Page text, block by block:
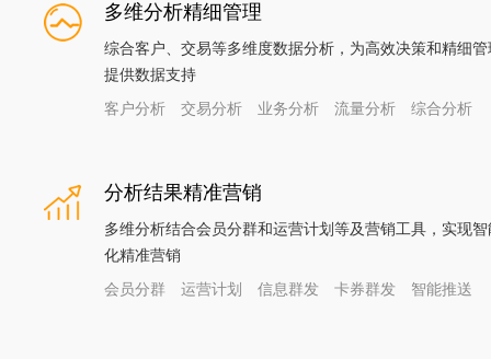
多维分析精细管理
综合客户、交易等多维度数据分析，为高效决策和精细管
提供数据支持
客户分析 交易分析 业务分析 流量分析 综合分析
分析结果精准营销
多维分析结合会员分群和运营计划等及营销工具，实现智
化精准营销
会员分群 运营计划 信息群发 卡券群发 智能推送